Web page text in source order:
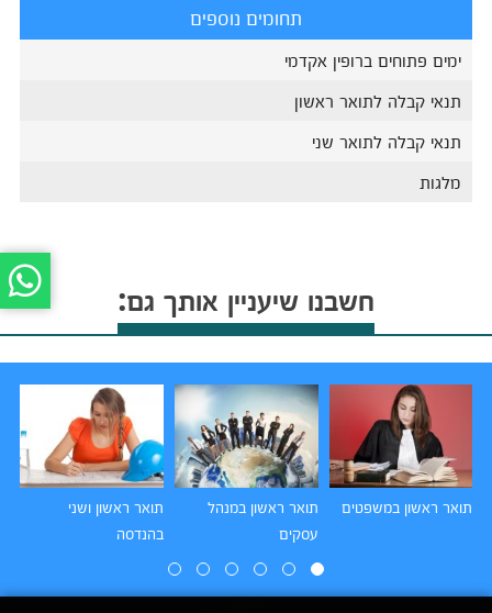
תחומים נוספים
ימים פתוחים ברופין אקדמי
תנאי קבלה לתואר ראשון
תנאי קבלה לתואר שני
מלגות
חשבנו שיעניין אותך גם:
תואר ראשון במשפטים
תואר ראשון במנהל
עסקים
תואר ראשון ושני
בהנדסה